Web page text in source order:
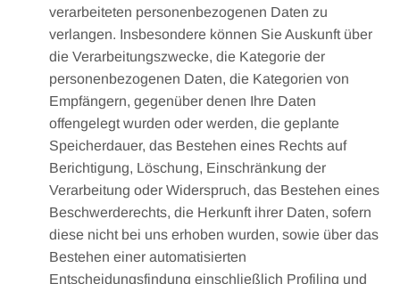
verarbeiteten personenbezogenen Daten zu
verlangen. Insbesondere können Sie Auskunft über
die Verarbeitungszwecke, die Kategorie der
personenbezogenen Daten, die Kategorien von
Empfängern, gegenüber denen Ihre Daten
offengelegt wurden oder werden, die geplante
Speicherdauer, das Bestehen eines Rechts auf
Berichtigung, Löschung, Einschränkung der
Verarbeitung oder Widerspruch, das Bestehen eines
Beschwerderechts, die Herkunft ihrer Daten, sofern
diese nicht bei uns erhoben wurden, sowie über das
Bestehen einer automatisierten
Entscheidungsfindung einschließlich Profiling und